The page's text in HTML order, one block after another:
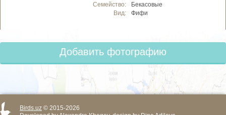
Семейство:
Бекасовые
Вид:
Фифи
Добавить фотографию
Birds.uz © 2015-2026